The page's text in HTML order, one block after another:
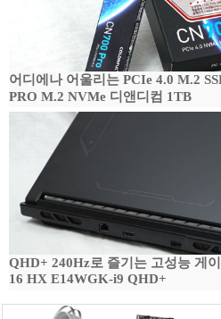
어디에나 어울리는 PCIe 4.0 M.2
PRO M.2 NVMe 디앤디컴 1TB
QHD+ 240Hz로 즐기는 고성능 게
16 HX E14WGK-i9 QHD+